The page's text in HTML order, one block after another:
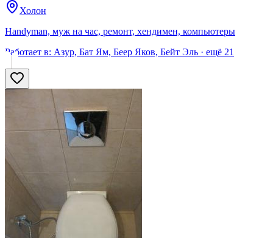
Холон
Handyman, муж на час, ремонт, хендимен, компьютеры
Работает в: Азур, Бат Ям, Беер Яков, Бейт Эль · ещё 21